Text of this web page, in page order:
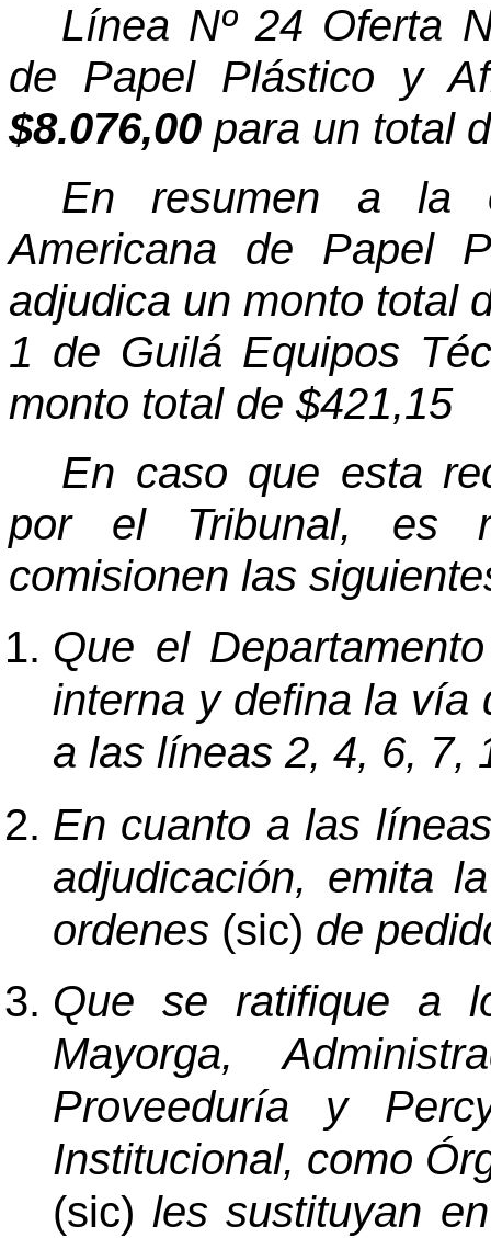
Línea Nº 24 Oferta
de Papel Plástico y
$8.076,00 para un total
En resumen a la
Americana de Papel
adjudica un monto total
1 de Guilá Equipos
monto total de $421,15
En caso que esta
por el Tribunal, es
comisionen las
Que el
interna y defina la vía
a las líneas 2, 4, 6, 7,
En cuanto a las
adjudicación, emita
ordenes (sic) de
Que se ratifique a
Mayorga,
Proveeduría y
Institucional, como
(sic) les sustituyan